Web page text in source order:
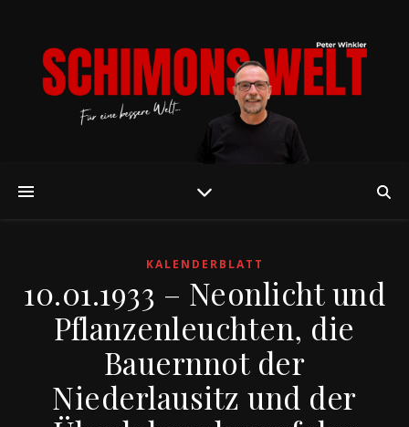
KALENDERBLATT
10.01.1933 – Neonlicht und
Pflanzenleuchten, die
Bauernnot der
Niederlausitz und der